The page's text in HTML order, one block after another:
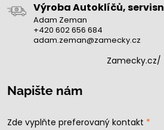
Výroba Autoklíčů,
Adam Zeman
+420 602 656 684
adam.zeman@zamecky.cz
Zamecky.cz/
Napište nám
Zde vyplňte preferovaný kontakt *